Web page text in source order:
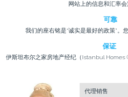
网站上的信息和汇率
可靠
我们的座右铭是“诚实是最好的政策”。
保证
伊斯坦布尔之家房地产经纪（Istanbul Homes
代理销售